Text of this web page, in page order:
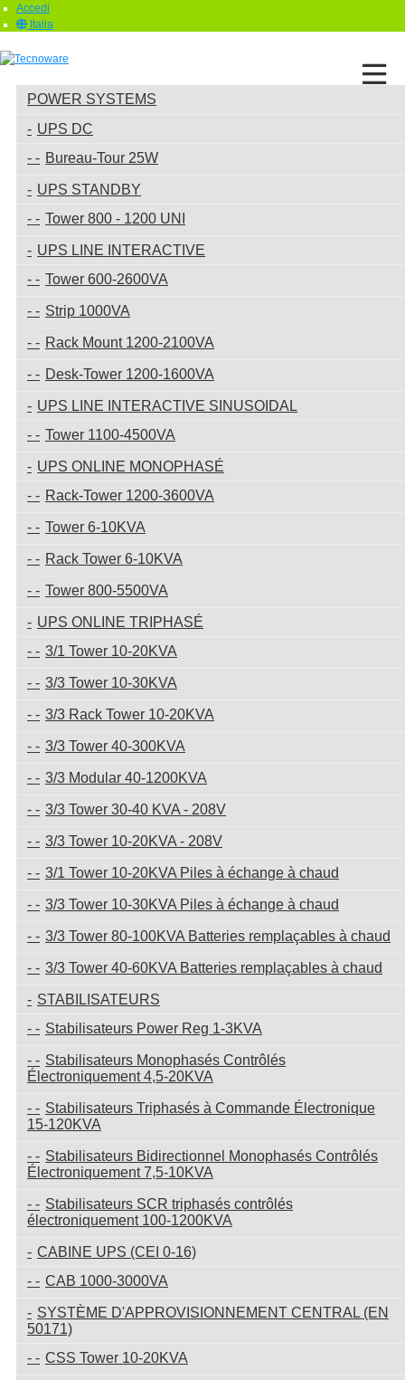
Accedi
Italia
POWER SYSTEMS
UPS DC
Bureau-Tour 25W
UPS STANDBY
Tower 800 - 1200 UNI
UPS LINE INTERACTIVE
Tower 600-2600VA
Strip 1000VA
Rack Mount 1200-2100VA
Desk-Tower 1200-1600VA
UPS LINE INTERACTIVE SINUSOIDAL
Tower 1100-4500VA
UPS ONLINE MONOPHASÉ
Rack-Tower 1200-3600VA
Tower 6-10KVA
Rack Tower 6-10KVA
Tower 800-5500VA
UPS ONLINE TRIPHASÉ
3/1 Tower 10-20KVA
3/3 Tower 10-30KVA
3/3 Rack Tower 10-20KVA
3/3 Tower 40-300KVA
3/3 Modular 40-1200KVA
3/3 Tower 30-40 KVA - 208V
3/3 Tower 10-20KVA - 208V
3/1 Tower 10-20KVA Piles à échange à chaud
3/3 Tower 10-30KVA Piles à échange à chaud
3/3 Tower 80-100KVA Batteries remplaçables à chaud
3/3 Tower 40-60KVA Batteries remplaçables à chaud
STABILISATEURS
Stabilisateurs Power Reg 1-3KVA
Stabilisateurs Monophasés Contrôlés
Électroniquement 4,5-20KVA
Stabilisateurs Triphasés à Commande Électronique
15-120KVA
Stabilisateurs Bidirectionnel Monophasés Contrôlés
Électroniquement 7,5-10KVA
Stabilisateurs SCR triphasés contrôlés
électroniquement 100-1200KVA
CABINE UPS (CEI 0-16)
CAB 1000-3000VA
SYSTÈME D'APPROVISIONNEMENT CENTRAL (EN
50171)
CSS Tower 10-20KVA